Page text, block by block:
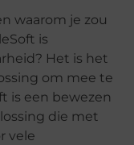
waarom je zou
is
Het is het
om mee te
is een bewezen
die met
vele